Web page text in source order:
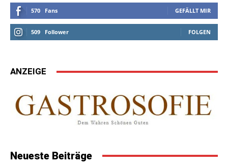
570 Fans GEFÄLLT MIR
509 Follower FOLGEN
ANZEIGE
Neueste Beiträge